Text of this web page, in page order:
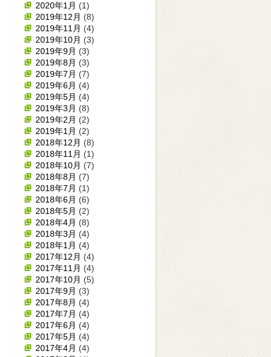
2020年1月 (1)
2019年12月 (8)
2019年11月 (4)
2019年10月 (3)
2019年9月 (3)
2019年8月 (3)
2019年7月 (7)
2019年6月 (4)
2019年5月 (4)
2019年3月 (8)
2019年2月 (2)
2019年1月 (2)
2018年12月 (8)
2018年11月 (1)
2018年10月 (7)
2018年8月 (7)
2018年7月 (1)
2018年6月 (6)
2018年5月 (2)
2018年4月 (8)
2018年3月 (4)
2018年1月 (4)
2017年12月 (4)
2017年11月 (4)
2017年10月 (5)
2017年9月 (3)
2017年8月 (4)
2017年7月 (4)
2017年6月 (4)
2017年5月 (4)
2017年4月 (4)